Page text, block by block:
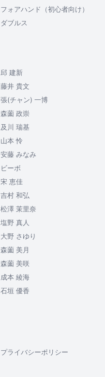
フォアハンド（初心者向け）
ダブルス
邱 建新
藤井 貴文
張(チャン) 一博
森薗 政崇
及川 瑞基
山本 怜
安藤 みなみ
ビーボ
宋 恵佳
吉村 和弘
松澤 茉里奈
塩野 真人
大野 さゆり
森薗 美月
森薗 美咲
成本 綾海
石垣 優香
プライバシーポリシー